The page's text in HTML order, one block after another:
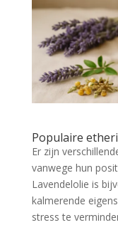
Populaire
Er zijn
vanwege hun
Lavendelolie is
kalmerende
stress te